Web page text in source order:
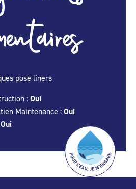
pose liners
: Oui
Maintenance : Oui
Oui